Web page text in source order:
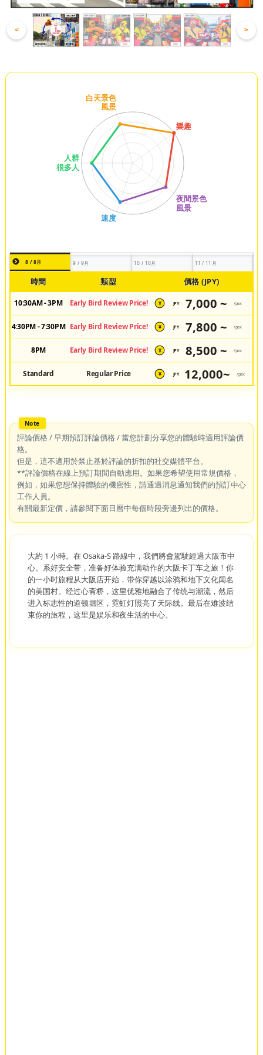
< >
8 / 8月 9 / 9月 10 / 10月 11 / 11月
時間 類型 價格 (JPY)
10:30AM - 3PM Early Bird Review Price! ¥ JPY 7,000 ~ /pax
4:30PM - 7:30PM Early Bird Review Price! ¥ JPY 7,800 ~ /pax
8PM Early Bird Review Price! ¥ JPY 8,500 ~ /pax
Standard Regular Price ¥ JPY 12,000~ /pax
評論價格 / 早期預訂評論價格 / 當您計劃分享您的體驗時適用評論價
格。
但是，這不適用於禁止基於評論的折扣的社交媒體平台。
**評論價格在線上預訂期間自動應用。如果您希望使用常規價格，
例如，如果您想保持體驗的機密性，請通過消息通知我們的預訂中心
工作人員。
有關最新定價，請參閱下面日曆中每個時段旁邊列出的價格。
大約 1 小時。在 Osaka-S 路線中，我們將會駕駛經過大阪市中
心。系好安全带，准备好体验充满动作的大阪卡丁车之旅！你
的一小时旅程从大阪店开始，带你穿越以涂鸦和地下文化闻名
的美国村。经过心斋桥，这里优雅地融合了传统与潮流，然后
进入标志性的道顿堀区，霓虹灯照亮了天际线。最后在难波结
束你的旅程，这里是娱乐和夜生活的中心。